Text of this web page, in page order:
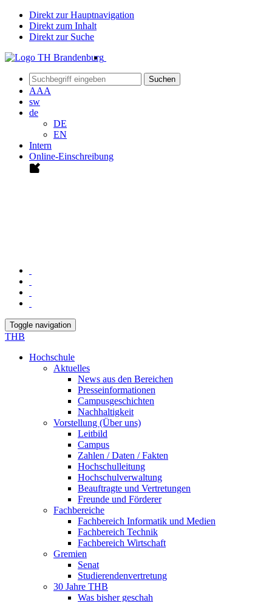
Direkt zur Hauptnavigation
Direkt zum Inhalt
Direkt zur Suche
Suchen
AAA
sw
de
DE
EN
Intern
Online-Einschreibung
Toggle navigation
THB
Hochschule
Aktuelles
News aus den Bereichen
Presseinformationen
Campusgeschichten
Nachhaltigkeit
Vorstellung (Über uns)
Leitbild
Campus
Zahlen / Daten / Fakten
Hochschulleitung
Hochschulverwaltung
Beauftragte und Vertretungen
Freunde und Förderer
Fachbereiche
Fachbereich Informatik und Medien
Fachbereich Technik
Fachbereich Wirtschaft
Gremien
Senat
Studierendenvertretung
30 Jahre THB
Was bisher geschah